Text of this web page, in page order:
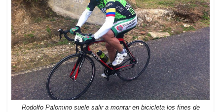
Rodolfo Palomino suele salir a montar en bicicleta los fines de